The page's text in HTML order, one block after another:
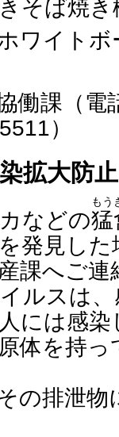
そば焼き
ワイトボ
働課（
）
拡大防
などの猛
もう
発見し
課へご
ルスは、
には感
体を持
の排泄